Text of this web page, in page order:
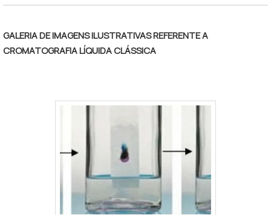
GALERIA DE IMAGENS ILUSTRATIVAS REFERENTE A
CROMATOGRAFIA LÍQUIDA CLÁSSICA